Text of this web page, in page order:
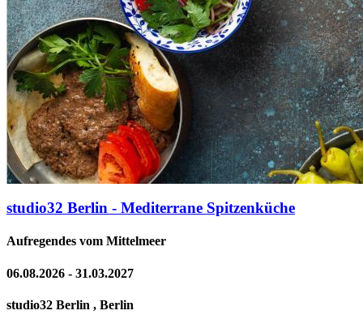
studio32 Berlin - Mediterrane Spitzenküche
Aufregendes vom Mittelmeer
06.08.2026 - 31.03.2027
studio32 Berlin , Berlin